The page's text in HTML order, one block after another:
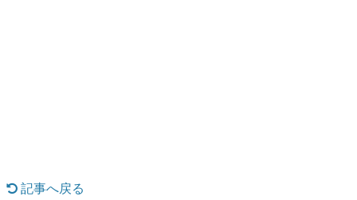
記事へ戻る